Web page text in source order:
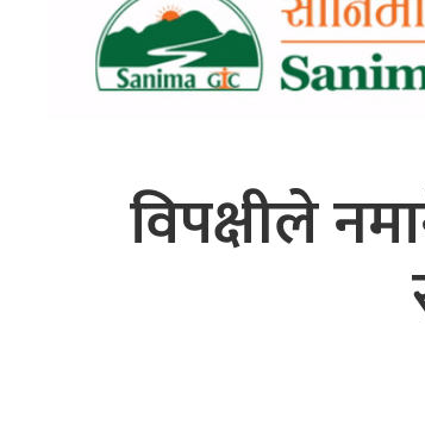
विपक्षीले